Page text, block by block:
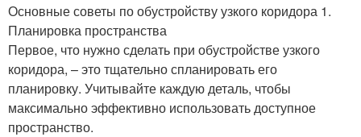
Основные советы по обустройству узкого коридора 1.
Планировка пространства
Первое, что нужно сделать при обустройстве узкого
коридора, – это тщательно спланировать его
планировку. Учитывайте каждую деталь, чтобы
максимально эффективно использовать доступное
пространство.